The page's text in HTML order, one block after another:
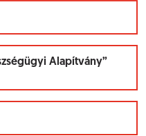
Alapítvány”